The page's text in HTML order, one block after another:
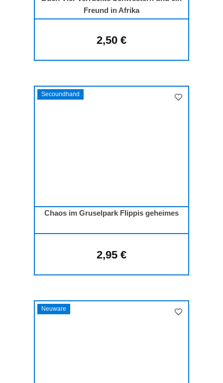
Freund in Afrika
Regulärer Preis:
2,50 €
Secoundhand
Chaos im Gruselpark Flippis geheimes
Regulärer Preis:
2,95 €
Neuware